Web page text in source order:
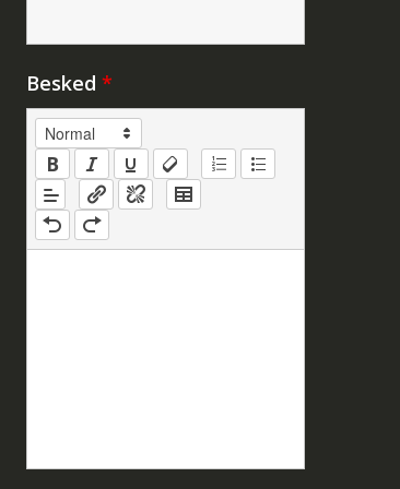
Besked *